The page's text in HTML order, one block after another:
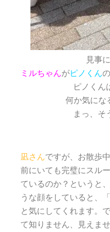
見事
ミルちゃんがピノくん
ピノくん
何か気にな
まっ、そ
凪さんですが、お散歩
前にいても完璧にスル
ているのか？というと
うな顔をしていると、
と気にしてくれます。
て知りません、見えま